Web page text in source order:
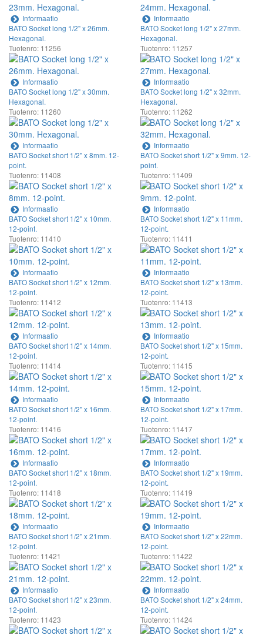
Informaatio
Informaatio
BATO Socket long 1/2" x 26mm.
Hexagonal.
Tuotenro: 11256
Informaatio
BATO Socket long 1/2" x 27mm.
Hexagonal.
Tuotenro: 11257
Informaatio
BATO Socket long 1/2" x 30mm.
Hexagonal.
Tuotenro: 11260
Informaatio
BATO Socket long 1/2" x 32mm.
Hexagonal.
Tuotenro: 11262
Informaatio
BATO Socket short 1/2" x 8mm. 12-
point.
Tuotenro: 11408
Informaatio
BATO Socket short 1/2" x 9mm. 12-
point.
Tuotenro: 11409
Informaatio
BATO Socket short 1/2" x 10mm.
12-point.
Tuotenro: 11410
Informaatio
BATO Socket short 1/2" x 11mm.
12-point.
Tuotenro: 11411
Informaatio
BATO Socket short 1/2" x 12mm.
12-point.
Tuotenro: 11412
Informaatio
BATO Socket short 1/2" x 13mm.
12-point.
Tuotenro: 11413
Informaatio
BATO Socket short 1/2" x 14mm.
12-point.
Tuotenro: 11414
Informaatio
BATO Socket short 1/2" x 15mm.
12-point.
Tuotenro: 11415
Informaatio
BATO Socket short 1/2" x 16mm.
12-point.
Tuotenro: 11416
Informaatio
BATO Socket short 1/2" x 17mm.
12-point.
Tuotenro: 11417
Informaatio
BATO Socket short 1/2" x 18mm.
12-point.
Tuotenro: 11418
Informaatio
BATO Socket short 1/2" x 19mm.
12-point.
Tuotenro: 11419
Informaatio
BATO Socket short 1/2" x 21mm.
12-point.
Tuotenro: 11421
Informaatio
BATO Socket short 1/2" x 22mm.
12-point.
Tuotenro: 11422
Informaatio
BATO Socket short 1/2" x 23mm.
12-point.
Tuotenro: 11423
BATO Socket short 1/2" x 24mm.
12-point.
Tuotenro: 11424